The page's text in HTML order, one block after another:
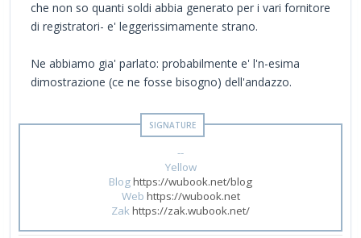
che non so quanti soldi abbia generato per i vari fornitore
di registratori- e' leggerissimamente strano.
Ne abbiamo gia' parlato: probabilmente e' l'n-esima
dimostrazione (ce ne fosse bisogno) dell'andazzo.
--
Yellow
Bloghttps://wubook.net/blog
Web https://wubook.net
Zakhttps://zak.wubook.net/